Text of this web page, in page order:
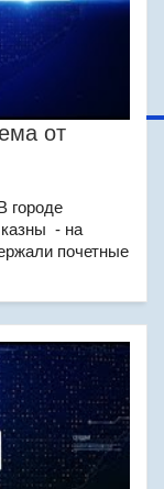
от
городе
казны - на
почетные